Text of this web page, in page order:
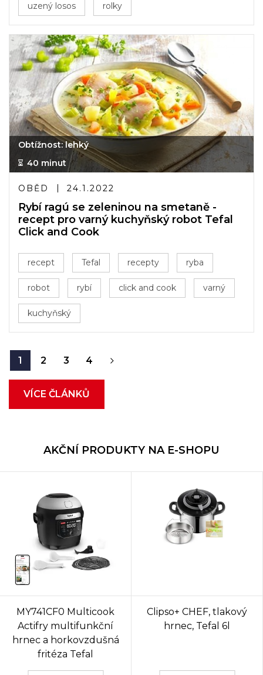
uzený losos rolky
Obtížnost: lehký
40 minut
OBĚD 24.1.2022
Rybí ragú se zeleninou na smetaně -
recept pro varný kuchyňský robot Tefal
Click and Cook
recept Tefal recepty ryba
robot rybí click and cook varný
kuchyňský
1 2 3 4
VÍCE ČLÁNKŮ
AKČNÍ PRODUKTY NA E-SHOPU
MY741CF0 Multicook
Actifry multifunkční
hrnec a horkovzdušná
fritéza Tefal
Clipso+ CHEF, tlakový
hrnec, Tefal 6l